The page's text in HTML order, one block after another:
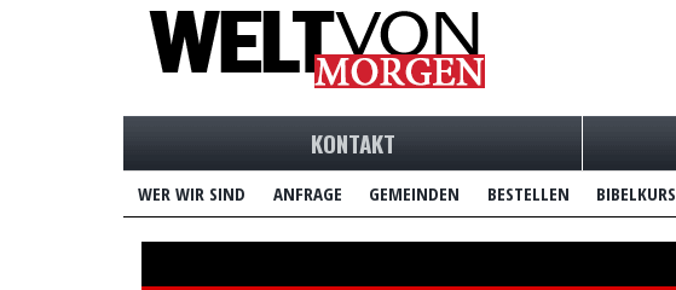
KONTAKT
WER WIR SIND ANFRAGE GEMEINDEN BESTELLEN BIBELKURS